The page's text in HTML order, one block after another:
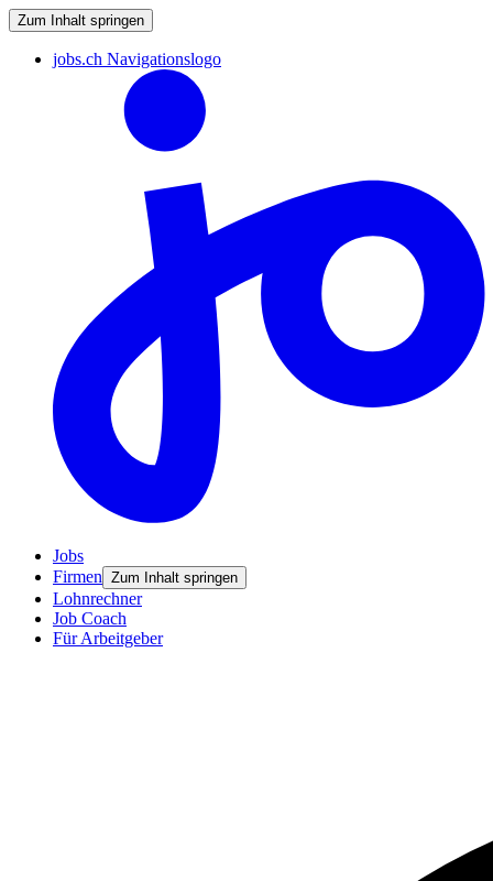
Zum Inhalt springen
jobs.ch Navigationslogo
Jobs
Firmen Zum Inhalt springen
Lohnrechner
Job Coach
Für Arbeitgeber